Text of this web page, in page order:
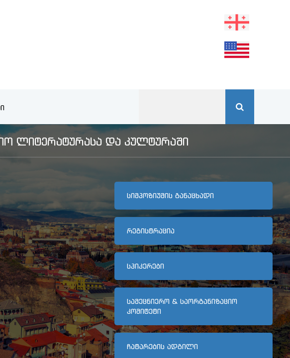
ᲚᲘᲢᲔᲠᲐᲢᲣᲠᲐᲡᲐ ᲓᲐ ᲙᲣᲚᲢᲣᲠᲐᲨᲘ
ᲡᲘᲛᲞᲝᲖᲘᲣᲛᲘᲡ ᲒᲐᲜᲐᲪᲮᲐᲓᲘ
ᲠᲔᲒᲘᲡᲢᲠᲐᲪᲘᲐ
ᲡᲞᲘᲙᲔᲠᲔᲑᲘ
ᲡᲐᲛᲔᲪᲜᲘᲔᲠᲝ & ᲡᲐᲝᲠᲒᲐᲜᲘᲖᲐᲪᲘᲝ
ᲙᲝᲛᲘᲢᲔᲢᲘ
ᲩᲐᲢᲐᲠᲔᲑᲘᲡ ᲐᲓᲒᲘᲚᲘ